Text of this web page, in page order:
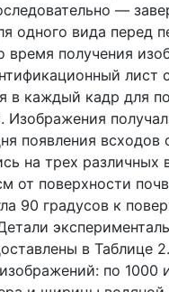
—
одного вида перед
получения
лист
в каждый кадр для
Изображения
появления всходов
на трех различных
от поверхности
90 градусов к
в Таблице
по 1000